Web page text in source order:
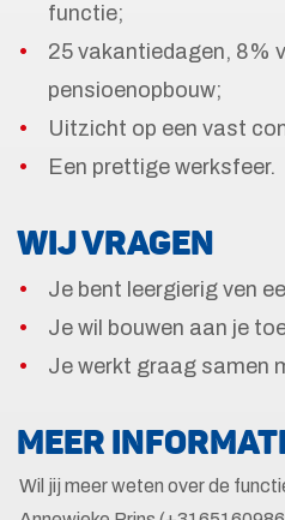
functie;
25 vakantiedagen, 8%
pensioenopbouw;
Uitzicht op een vast
Een prettige werksfeer.
WIJ VRAGEN
Je bent leergierig ven
Je wil bouwen aan je
Je werkt graag samen
MEER
Wil jij meer weten over de